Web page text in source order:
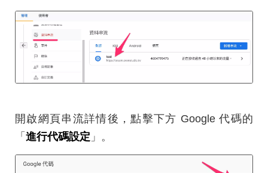
開啟網頁串流詳情後，點擊下方 Google 代碼的
「 進行代碼設定 」。